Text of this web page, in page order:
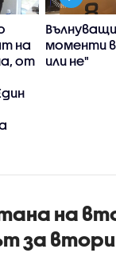
на
от
Вълнуващи
моменти
или не"
на
за втори